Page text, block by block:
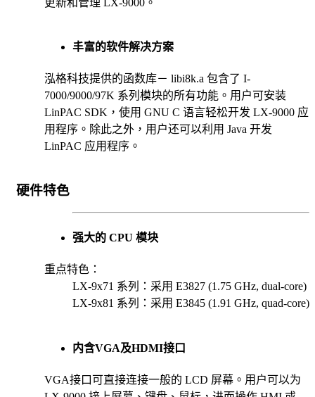
丰富的软件解决方案
泓格科技提供的函数库－ libi8k.a 包含了 I-
7000/9000/97K 系列模块的所有功能。用户可安装
LinPAC SDK，使用 GNU C 语言轻松开发 LX-9000 应
用程序。除此之外，用户还可以利用 Java 开发
LinPAC 应用程序。
硬件特色
强大的 CPU 模块
重点特色：
LX-9x71 系列：采用 E3827 (1.75 GHz, dual-core)
LX-9x81 系列：采用 E3845 (1.91 GHz, quad-core)
内含VGA及HDMI接口
VGA接口可直接连接一般的 LCD 屏幕。用户可以为